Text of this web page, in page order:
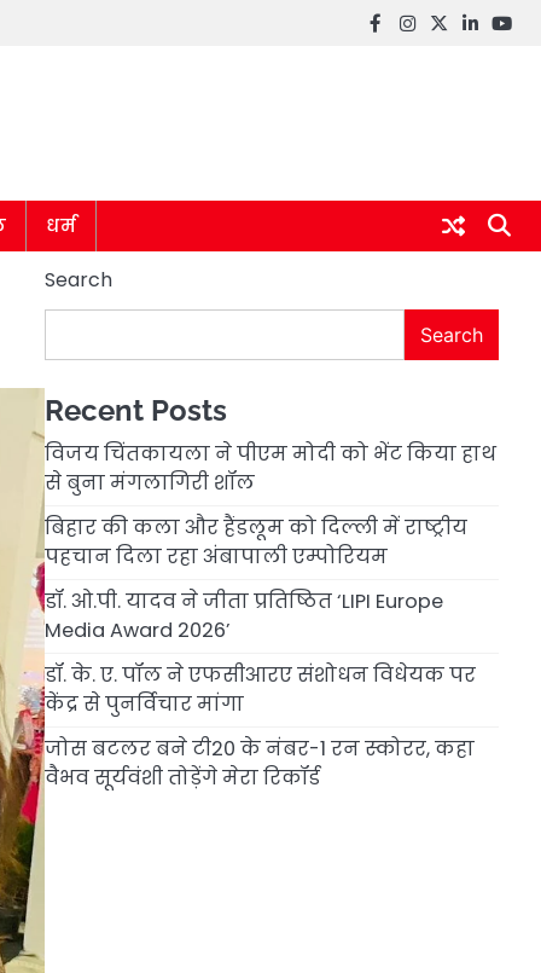
Facebook
instagram
twitter
linkedin
धर्म
Search
Search
Recent Posts
विजय चिंतकायला ने पीएम मोदी को भेंट किया हाथ
से बुना मंगलागिरी शॉल
बिहार की कला और हैंडलूम को दिल्ली में राष्ट्रीय
पहचान दिला रहा अंबापाली एम्पोरियम
डॉ. ओ.पी. यादव ने जीता प्रतिष्ठित ‘LIPI Europe
Media Award 2026’
डॉ. के. ए. पॉल ने एफसीआरए संशोधन विधेयक पर
केंद्र से पुनर्विचार मांगा
जोस बटलर बने टी20 के नंबर-1 रन स्कोरर, कहा
वैभव सूर्यवंशी तोड़ेंगे मेरा रिकॉर्ड